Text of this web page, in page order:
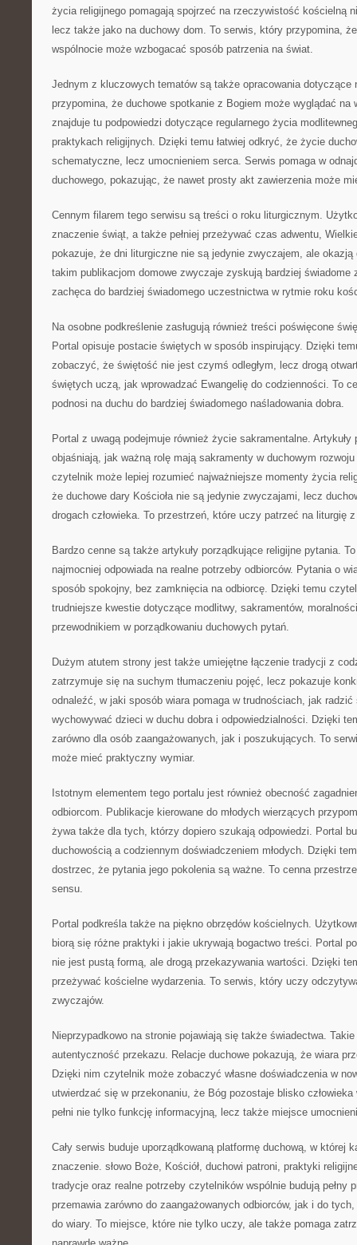
życia religijnego pomagają spojrzeć na rzeczywistość kościelną
lecz także jako na duchowy dom. To serwis, który przypomina,
wspólnocie może wzbogacać sposób patrzenia na świat.
Jednym z kluczowych tematów są także opracowania dotyczące
przypomina, że duchowe spotkanie z Bogiem może wyglądać na
znajduje tu podpowiedzi dotyczące regularnego życia
praktykach religijnych. Dzięki temu łatwiej odkryć, że życie
schematyczne, lecz umocnieniem serca. Serwis pomaga w
duchowego, pokazując, że nawet prosty akt zawierzenia może
Cennym filarem tego serwisu są treści o roku liturgicznym.
znaczenie świąt, a także pełniej przeżywać czas adwentu,
pokazuje, że dni liturgiczne nie są jedynie zwyczajem, ale
takim publikacjom domowe zwyczaje zyskują bardziej świadome
zachęca do bardziej świadomego uczestnictwa w rytmie roku
Na osobne podkreślenie zasługują również treści poświęcone
Portal opisuje postacie świętych w sposób inspirujący. Dzięki
zobaczyć, że świętość nie jest czymś odległym, lecz drogą
świętych uczą, jak wprowadzać Ewangelię do codzienności. To
podnosi na duchu do bardziej świadomego naśladowania dobra.
Portal z uwagą podejmuje również życie sakramentalne. Artykuły
objaśniają, jak ważną rolę mają sakramenty w duchowym
czytelnik może lepiej rozumieć najważniejsze momenty życia
że duchowe dary Kościoła nie są jedynie zwyczajami, lecz
drogach człowieka. To przestrzeń, które uczy patrzeć na liturgię
Bardzo cenne są także artykuły porządkujące religijne pytania.
najmocniej odpowiada na realne potrzeby odbiorców. Pytania o
sposób spokojny, bez zamknięcia na odbiorcę. Dzięki temu
trudniejsze kwestie dotyczące modlitwy, sakramentów,
przewodnikiem w porządkowaniu duchowych pytań.
Dużym atutem strony jest także umiejętne łączenie tradycji z
zatrzymuje się na suchym tłumaczeniu pojęć, lecz pokazuje
odnaleźć, w jaki sposób wiara pomaga w trudnościach, jak
wychowywać dzieci w duchu dobra i odpowiedzialności. Dzięki
zarówno dla osób zaangażowanych, jak i poszukujących. To
może mieć praktyczny wymiar.
Istotnym elementem tego portalu jest również obecność
odbiorcom. Publikacje kierowane do młodych wierzących
żywa także dla tych, którzy dopiero szukają odpowiedzi. Portal
duchowością a codziennym doświadczeniem młodych. Dzięki
dostrzec, że pytania jego pokolenia są ważne. To cenna
sensu.
Portal podkreśla także na piękno obrzędów kościelnych.
biorą się różne praktyki i jakie ukrywają bogactwo treści. Portal
nie jest pustą formą, ale drogą przekazywania wartości. Dzięki
przeżywać kościelne wydarzenia. To serwis, który uczy
zwyczajów.
Nieprzypadkowo na stronie pojawiają się także świadectwa.
autentyczność przekazu. Relacje duchowe pokazują, że wiara
Dzięki nim czytelnik może zobaczyć własne doświadczenia w
utwierdzać się w przekonaniu, że Bóg pozostaje blisko
pełni nie tylko funkcję informacyjną, lecz także miejsce
Cały serwis buduje uporządkowaną platformę duchową, w której
znaczenie. słowo Boże, Kościół, duchowi patroni, praktyki
tradycje oraz realne potrzeby czytelników wspólnie budują pełny
przemawia zarówno do zaangażowanych odbiorców, jak i do
do wiary. To miejsce, które nie tylko uczy, ale także pomaga